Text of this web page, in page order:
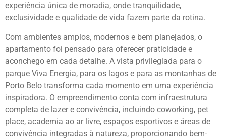
experiência única de moradia, onde tranquilidade,
exclusividade e qualidade de vida fazem parte da rotina.
Com ambientes amplos, modernos e bem planejados, o
apartamento foi pensado para oferecer praticidade e
aconchego em cada detalhe. A vista privilegiada para o
parque Viva Energia, para os lagos e para as montanhas de
Porto Belo transforma cada momento em uma experiência
inspiradora. O empreendimento conta com infraestrutura
completa de lazer e convivência, incluindo coworking, pet
place, academia ao ar livre, espaços esportivos e áreas de
convivência integradas à natureza, proporcionando bem-